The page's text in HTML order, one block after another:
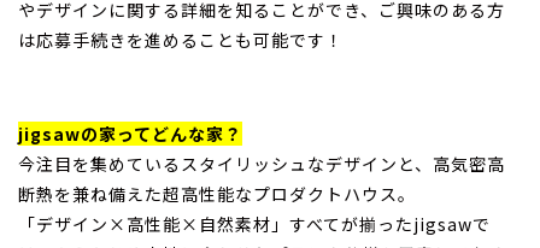
やデザインに関する詳細を知ることができ、ご興味のある方
は応募手続きを進めることも可能です！
jigsawの家ってどんな家？
今注目を集めているスタイリッシュなデザインと、高気密高
断熱を兼ね備えた超高性能なプロダクトハウス。
「デザイン×高性能×自然素材」すべてが揃ったjigsawで